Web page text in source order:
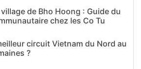
de Bho Hoong : Guide du
chez les Co Tu
circuit Vietnam du Nord au
?